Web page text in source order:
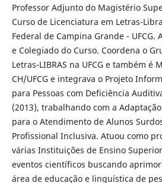
Professor Adjunto do Magistério
Curso de Licenciatura em Letras-
Federal de Campina Grande - UFCG.
e Colegiado do Curso. Coordena o
Letras-LIBRAS na UFCG e também é
CH/UFCG e integrava o Projeto
para Pessoas com Deficiência
(2013), trabalhando com a
para o Atendimento de Alunos
Profissional Inclusiva. Atuou como
várias Instituições de Ensino
eventos científicos buscando
área de educação e linguística de